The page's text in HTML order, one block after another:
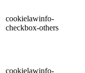
cookielawinfo-
checkbox-others
cookielawinfo-